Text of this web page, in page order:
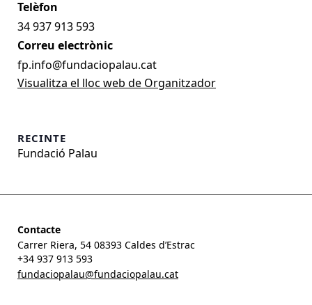
34 937 913 593
Correu electrònic
fp.info@fundaciopalau.cat
Visualitza el lloc web de Organitzador
RECINTE
Fundació Palau
Contacte
Carrer Riera, 54 08393 Caldes d’Estrac
+34 937 913 593
fundaciopalau@fundaciopalau.cat